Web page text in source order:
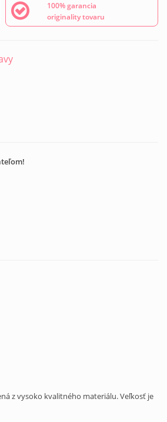
100% garancia
originality tovaru
z vysoko kvalitného materiálu. Veľkosť je